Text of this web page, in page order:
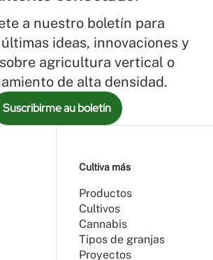
a nuestro boletín para
ideas, innovaciones y
agricultura vertical o
de alta densidad.
Suscribirme au boletín
Cultiva más
Productos
Cultivos
Cannabis
Tipos de granjas
Proyectos